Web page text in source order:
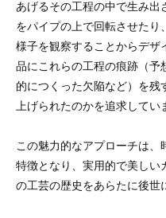
あげるその工程の中で生み出
をパイプの上で回転させたり
様子を観察することからデザ
品にこれらの工程の痕跡（予
的につくった欠陥など）を残
上げられたのかを追求してい
この魅力的なアプローチは
特徴となり、実用的で美しい
の工芸の歴史をあらたに後世